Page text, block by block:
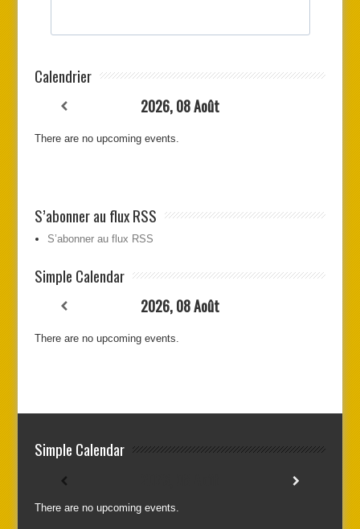
Calendrier
2026, 08 Août
There are no upcoming events.
S’abonner au flux RSS
S’abonner au flux RSS
Simple Calendar
2026, 08 Août
There are no upcoming events.
Simple Calendar
There are no upcoming events.